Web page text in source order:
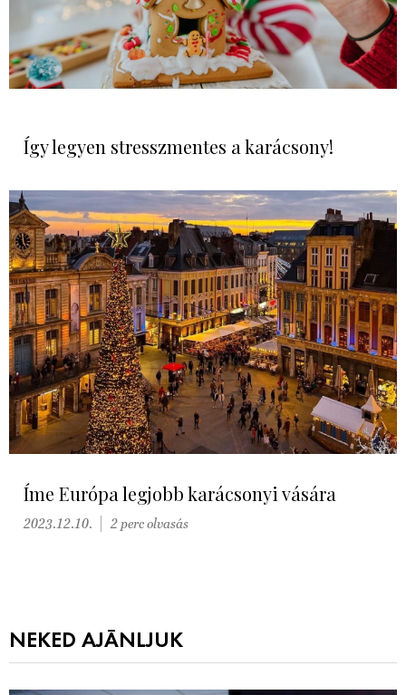
Így legyen stresszmentes a karácsony!
Íme Európa legjobb karácsonyi vására
2023.12.10. 2 perc olvasás
NEKED AJÁNLJUK